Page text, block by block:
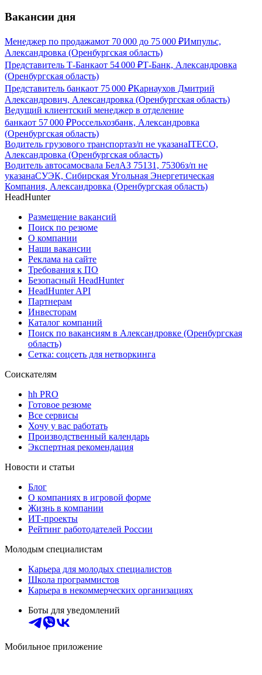
Вакансии дня
Менеджер по продажамот 70 000 до 75 000 ₽Импульс,
Александровка (Оренбургская область)
Представитель Т-Банкаот 54 000 ₽Т-Банк, Александровка
(Оренбургская область)
Представитель банкаот 75 000 ₽Карнаухов Дмитрий
Александрович, Александровка (Оренбургская область)
Ведущий клиентский менеджер в отделение
банкаот 57 000 ₽Россельхозбанк, Александровка
(Оренбургская область)
Водитель грузового транспортаз/п не указанаITECO,
Александровка (Оренбургская область)
Водитель автосамосвала БелАЗ 75131, 75306з/п не
указанаСУЭК, Сибирская Угольная Энергетическая
Компания, Александровка (Оренбургская область)
HeadHunter
Размещение вакансий
Поиск по резюме
О компании
Наши вакансии
Реклама на сайте
Требования к ПО
Безопасный HeadHunter
HeadHunter API
Партнерам
Инвесторам
Каталог компаний
Поиск по вакансиям в Александровке (Оренбургская
область)
Сетка: соцсеть для нетворкинга
Соискателям
hh PRO
Готовое резюме
Все сервисы
Хочу у вас работать
Производственный календарь
Экспертная рекомендация
Новости и статьи
Блог
О компаниях в игровой форме
Жизнь в компании
ИТ-проекты
Рейтинг работодателей России
Молодым специалистам
Карьера для молодых специалистов
Школа программистов
Карьера в некоммерческих организациях
Боты для уведомлений
Мобильное приложение